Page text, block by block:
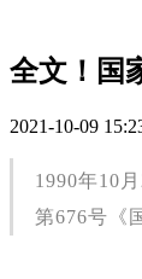
全文！国
2021-10-09
1990年10
第676号《